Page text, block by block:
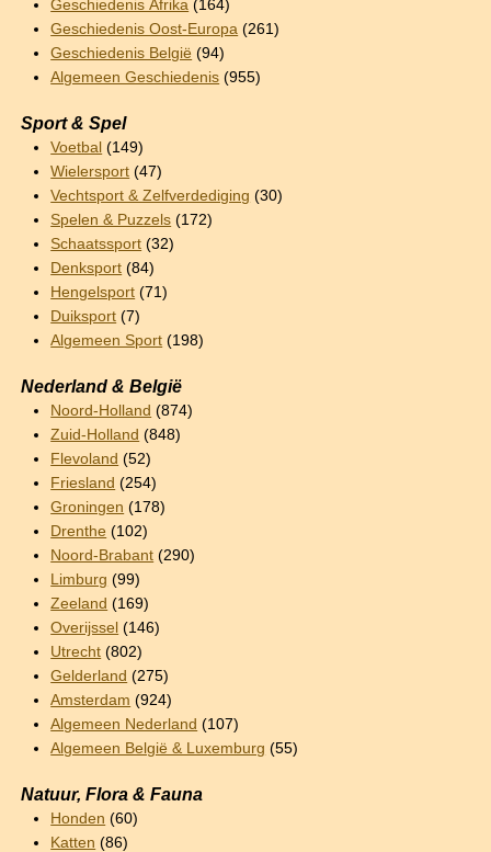
Geschiedenis Afrika (164)
Geschiedenis Oost-Europa (261)
Geschiedenis België (94)
Algemeen Geschiedenis (955)
Sport & Spel
Voetbal (149)
Wielersport (47)
Vechtsport & Zelfverdediging (30)
Spelen & Puzzels (172)
Schaatssport (32)
Denksport (84)
Hengelsport (71)
Duiksport (7)
Algemeen Sport (198)
Nederland & België
Noord-Holland (874)
Zuid-Holland (848)
Flevoland (52)
Friesland (254)
Groningen (178)
Drenthe (102)
Noord-Brabant (290)
Limburg (99)
Zeeland (169)
Overijssel (146)
Utrecht (802)
Gelderland (275)
Amsterdam (924)
Algemeen Nederland (107)
Algemeen België & Luxemburg (55)
Natuur, Flora & Fauna
Honden (60)
Katten (86)